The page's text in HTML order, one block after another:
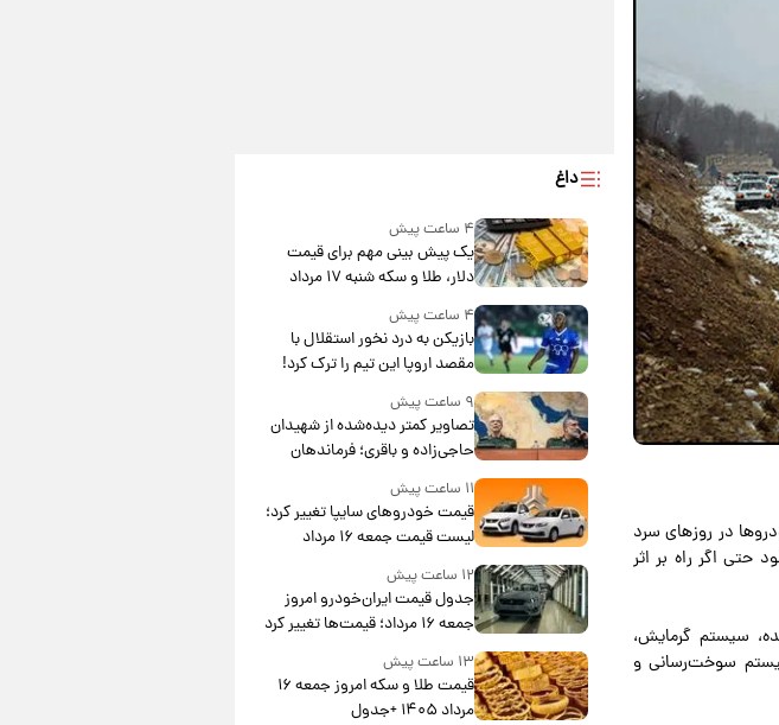
در روزهای سرد
اگر راه بر اثر
سیستم گرمایش،
سوخت‌رسانی و
داغ
۴ ساعت پیش
یک پیش ‌بینی مهم برای قیمت
دلار، طلا و سکه شنبه ۱۷ مرداد
۱۴۰۵
۴ ساعت پیش
بازیکن به درد نخور استقلال با
مقصد اروپا این تیم را ترک کرد!
۹ ساعت پیش
تصاویر کمتر دیده‌شده از شهیدان
حاجی‌زاده و باقری؛ فرماندهان
شهید هوافضای ایران
۱۱ ساعت پیش
قیمت خودروهای سایپا تغییر کرد؛
لیست قیمت جمعه ۱۶ مرداد
منتشر شد
۱۲ ساعت پیش
جدول قیمت ایران‌خودرو امروز
جمعه ۱۶ مرداد؛ قیمت‌ها تغییر کرد
۱۳ ساعت پیش
قیمت طلا و سکه امروز جمعه ۱۶
مرداد ۱۴۰۵ +جدول